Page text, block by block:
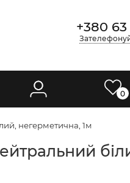
+380
0
негерметична, 1м